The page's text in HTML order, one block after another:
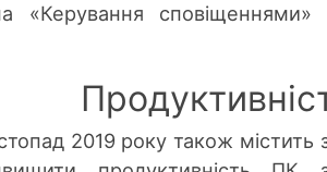
«Керування
2019 року також містить